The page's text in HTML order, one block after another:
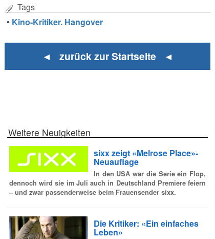
Tags
• Kino-Kritiker. Hangover
◄ zurück zur Startseite ◄
Weitere Neuigkeiten
sixx zeigt «Melrose Place»-
Neuauflage
In den USA war die Serie ein Flop,
dennoch wird sie im Juli auch in Deutschland Premiere feiern
– und zwar passenderweise beim Frauensender sixx.
Die Kritiker: «Ein einfaches
Leben»